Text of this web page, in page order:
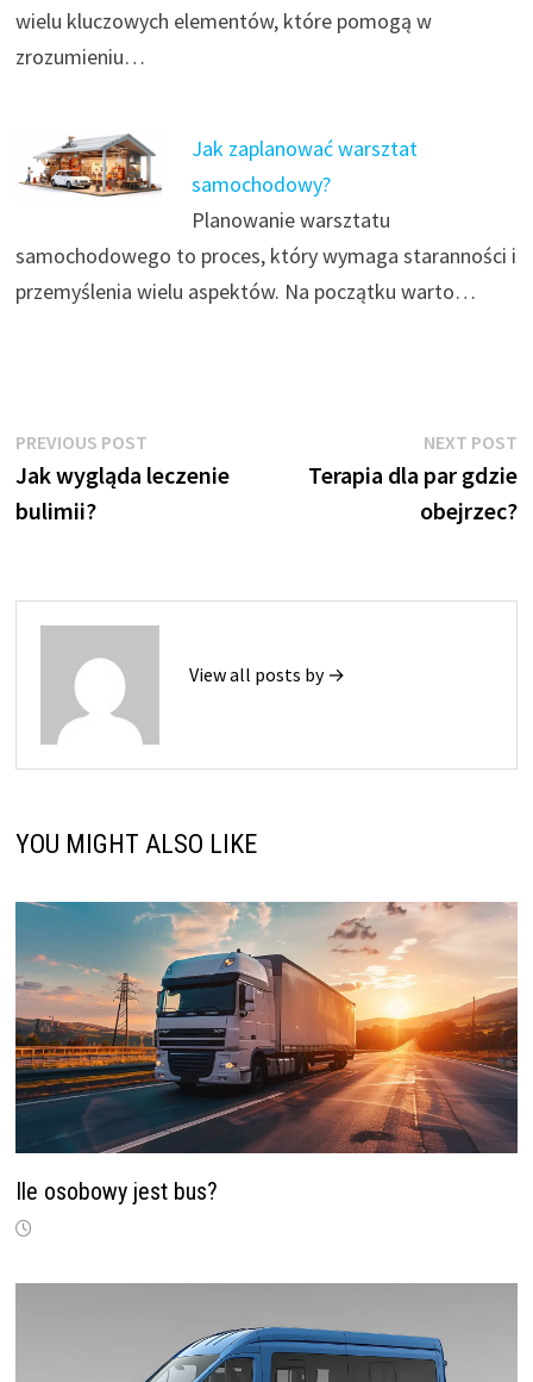
wielu kluczowych elementów, które pomogą w
zrozumieniu…
Jak zaplanować warsztat
samochodowy?
Planowanie warsztatu
samochodowego to proces, który wymaga staranności i
przemyślenia wielu aspektów. Na początku warto…
Nawigacja
wpisu
PREVIOUS POSTPrevious
post:
Jak wygląda leczenie
bulimii?
NEXT POST
Terapia dla par gdzie
obejrzec?
View all posts by →
YOU MIGHT ALSO LIKE
Ile osobowy jest bus?